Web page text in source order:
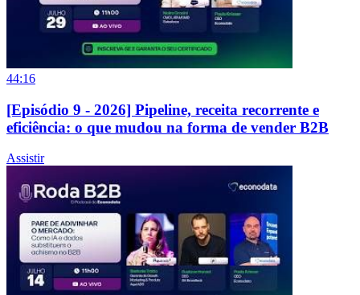
44:16
[Episódio 9 - 2026] Pipeline, receita recorrente e
eficiência: o que mudou na forma de vender B2B
Assistir